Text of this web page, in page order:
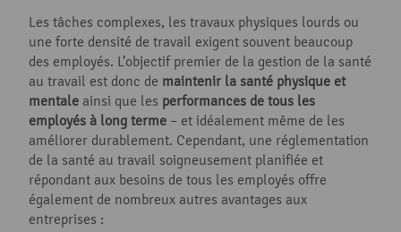
Les tâches complexes, les travaux physiques lourds ou
une forte densité de travail exigent souvent beaucoup
des employés. L’objectif premier de la gestion de la santé
au travail est donc de maintenir la santé physique et
mentale ainsi que les performances de tous les
employés à long terme – et idéalement même de les
améliorer durablement. Cependant, une réglementation
de la santé au travail soigneusement planifiée et
répondant aux besoins de tous les employés offre
également de nombreux autres avantages aux
entreprises :